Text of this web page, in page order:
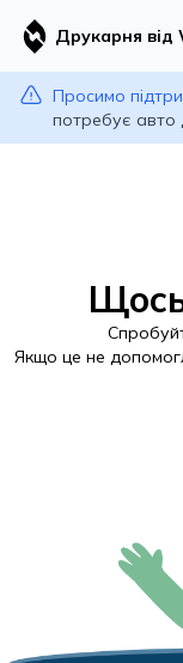
Друкарня від
Просимо
потребує авто
Якщо це не